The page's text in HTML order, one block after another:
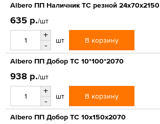
Albero ПП Наличник ТС резной 24х70х2150
635 р./шт
+
-
шт В корзину
Albero ПП Добор ТС 10*100*2070
938 р./шт
+
-
шт В корзину
Albero ПП Добор ТС 10х150х2070